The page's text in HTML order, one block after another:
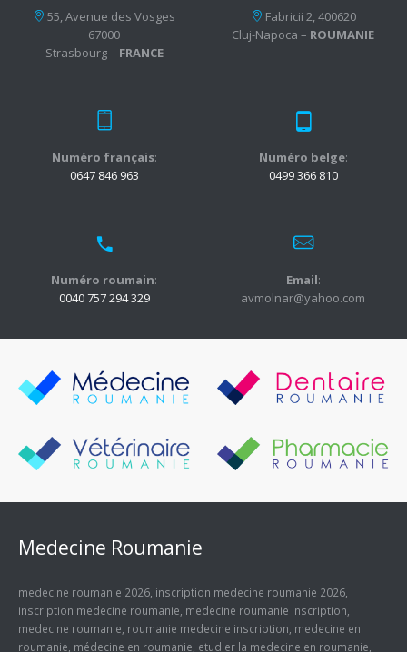
55, Avenue des Vosges
67000
Strasbourg – FRANCE
Fabricii 2, 400620
Cluj-Napoca – ROUMANIE
Numéro français:
0647 846 963
Numéro belge:
0499 366 810
Numéro roumain:
0040 757 294 329
Email:
avmolnar@yahoo.com
Medecine Roumanie
medecine roumanie 2026 inscription medecine roumanie 2026
inscription medecine roumanie medecine roumanie inscription
medecine roumanie roumanie medecine inscription medecine en
roumanie médecine en roumanie etudier la medecine en roumanie